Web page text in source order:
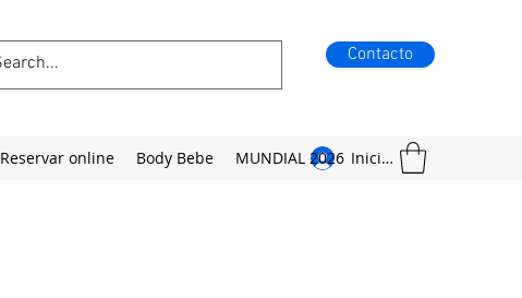
Contacto
Iniciar sesión
Reservar online Body Bebe MUNDIAL 2026